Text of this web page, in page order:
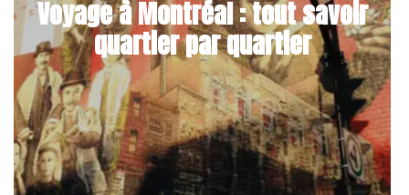
Voyage à Montréal : tout savoir
quartier par quartier